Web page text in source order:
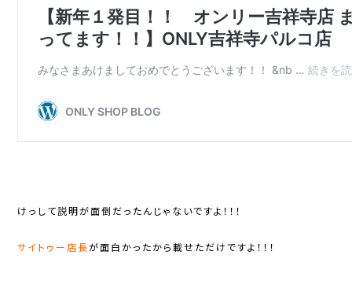
けっして説明が面倒だったんじゃないですよ！！！
サイトゥー店長が面白かったから載せただけですよ！！！